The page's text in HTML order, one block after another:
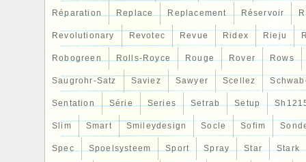
Réparation Replace Replacement Réservoir
Revolutionary Revotec Revue Ridex Rieju
Robogreen Rolls-Royce Rouge Rover Rows
Saugrohr-Satz Saviez Sawyer Scellez
Sentation Série Series Setrab Setup
Slim Smart Smileydesign Socle Sofim
Spec Spoelsysteem Sport Spray Star Stark